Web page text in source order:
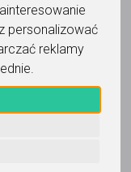
personalizować
reklamy
.